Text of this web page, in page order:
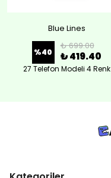
Blue Lines
%40
₺ 699.00
₺ 419.40
27 Telefon Modeli 4 Renk